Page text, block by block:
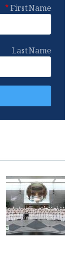
First Name
Last Name